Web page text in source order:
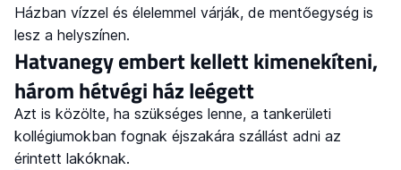
Házban vízzel és élelemmel várják, de mentőegység is
lesz a helyszínen.
Hatvanegy embert kellett kimenekíteni,
három hétvégi ház leégett
Azt is közölte, ha szükséges lenne, a tankerületi
kollégiumokban fognak éjszakára szállást adni az
érintett lakóknak.